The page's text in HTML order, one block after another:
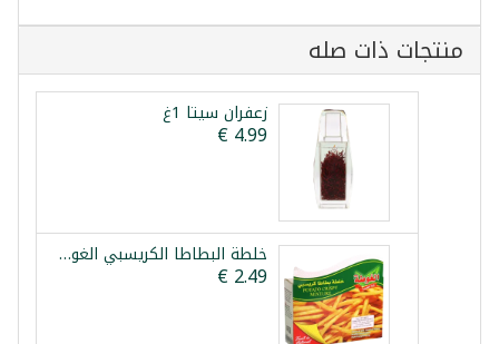
منتجات ذات صله
زعفران سيتا 1غ
خلطة البطاطا الكريسبي الغوطة 100غ